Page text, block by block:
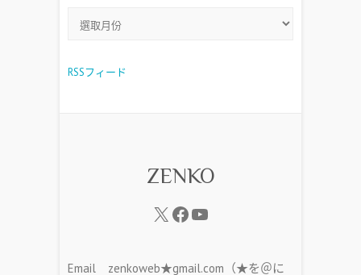
RSSフィード
ZENKO
Email zenkoweb★gmail.com（★を＠に